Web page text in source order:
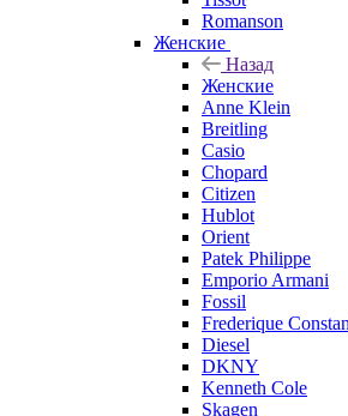
Romanson
Женские
Назад
Женские
Anne Klein
Breitling
Casio
Chopard
Citizen
Hublot
Orient
Patek Philippe
Emporio Armani
Fossil
Frederique
Diesel
DKNY
Kenneth Cole
Skagen